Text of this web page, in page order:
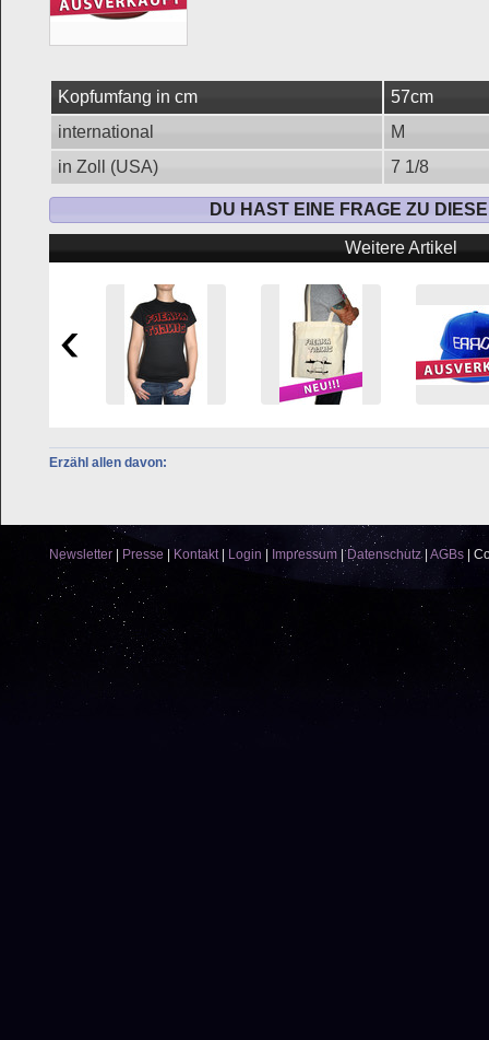
Kopfumfang in cm
57cm
international
M
in Zoll (USA)
7 1/8
DU HAST EINE FRAGE ZU
Weitere Artikel
Erzähl allen davon:
Newsletter Presse Kontakt| Login Impressum | Datenschutz| AGBs